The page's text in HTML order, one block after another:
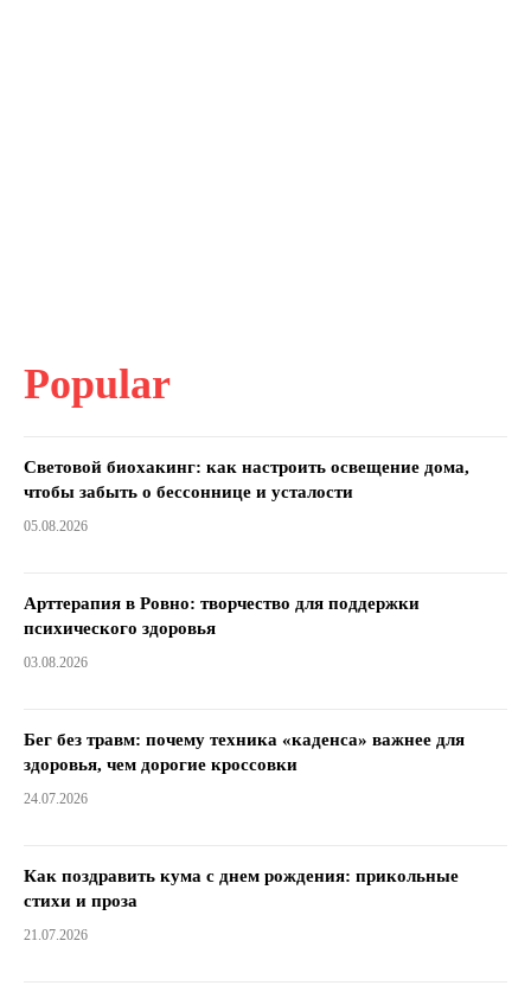
Popular
Световой биохакинг: как настроить освещение дома,
чтобы забыть о бессоннице и усталости
05.08.2026
Арттерапия в Ровно: творчество для поддержки
психического здоровья
03.08.2026
Бег без травм: почему техника «каденса» важнее для
здоровья, чем дорогие кроссовки
24.07.2026
Как поздравить кума с днем ​​рождения: прикольные
стихи и проза
21.07.2026